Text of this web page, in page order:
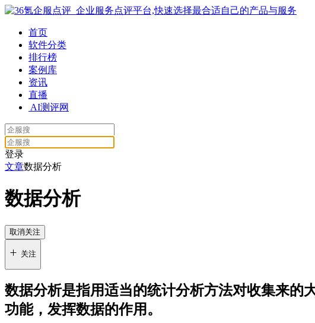
首页
软件分类
排行榜
案例库
资讯
直播
AI测评网
登录
文章数据分析
数据分析
取消关注
关注
数据分析是指用适当的统计分析方法对收集来的
功能，发挥数据的作用。